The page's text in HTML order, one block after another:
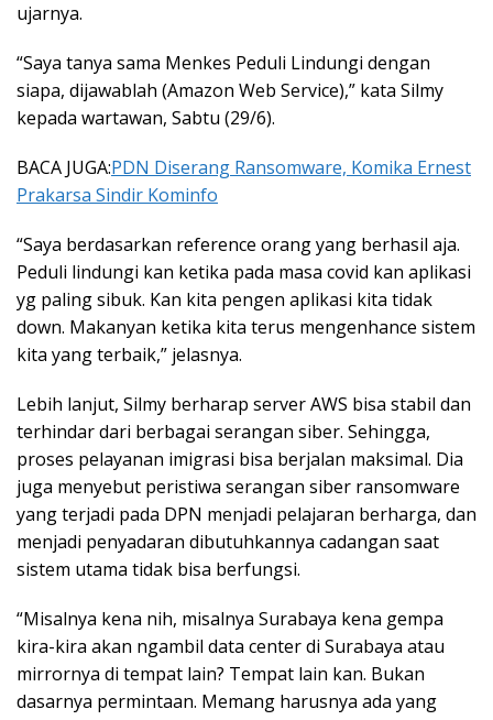
ujarnya.
“Saya tanya sama Menkes Peduli Lindungi dengan
siapa, dijawablah (Amazon Web Service),” kata Silmy
kepada wartawan, Sabtu (29/6).
BACA JUGA:PDN Diserang Ransomware, Komika Ernest
Prakarsa Sindir Kominfo
“Saya berdasarkan reference orang yang berhasil aja.
Peduli lindungi kan ketika pada masa covid kan aplikasi
yg paling sibuk. Kan kita pengen aplikasi kita tidak
down. Makanyan ketika kita terus mengenhance sistem
kita yang terbaik,” jelasnya.
Lebih lanjut, Silmy berharap server AWS bisa stabil dan
terhindar dari berbagai serangan siber. Sehingga,
proses pelayanan imigrasi bisa berjalan maksimal. Dia
juga menyebut peristiwa serangan siber ransomware
yang terjadi pada DPN menjadi pelajaran berharga, dan
menjadi penyadaran dibutuhkannya cadangan saat
sistem utama tidak bisa berfungsi.
“Misalnya kena nih, misalnya Surabaya kena gempa
kira-kira akan ngambil data center di Surabaya atau
mirrornya di tempat lain? Tempat lain kan. Bukan
dasarnya permintaan. Memang harusnya ada yang